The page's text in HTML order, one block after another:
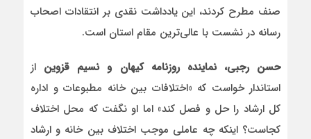
صنف مطرح کردند، این یادداشت نقدی بر انتقادات اصحاب
رسانه در نشست با عالی‌ترین مقام استان است.
حسن رجبی، نماینده روزنامه کیهان و نسیم قزوین از
استاندار خواست که «اختلافات بین خانه مطبوعات و اداره
کل ارشاد را حل و فصل کند» اما او نگفت که محل اختلاف
کجاست؟ اینکه چه عاملی موجب اختلاف بین خانه و ارشاد